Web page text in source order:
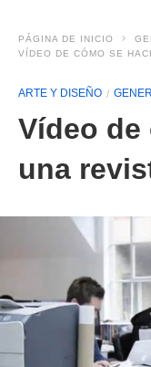
PÁGINA DE INICIO
VÍDEO DE CÓMO SE
ARTE Y DISEÑO
Vídeo de
una